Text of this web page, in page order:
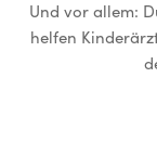
Und vor allem:
helfen